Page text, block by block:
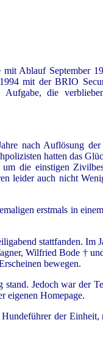
Ablauf September
mit der BRIO
die
nach Auflösung
hatten das
die einstigen
leider auch nicht
erstmals in
stattfanden. Im
Wilfried Bode †
bewegen.
Jedoch war der
eigenen Homepage.
der Einheit,